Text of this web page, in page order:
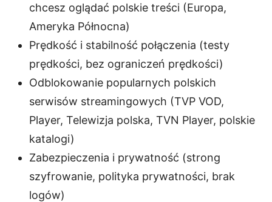
chcesz oglądać polskie treści (Europa,
Ameryka Północna)
Prędkość i stabilność połączenia (testy
prędkości, bez ograniczeń prędkości)
Odblokowanie popularnych polskich
serwisów streamingowych (TVP VOD,
Player, Telewizja polska, TVN Player, polskie
katalogi)
Zabezpieczenia i prywatność (strong
szyfrowanie, polityka prywatności, brak
logów)